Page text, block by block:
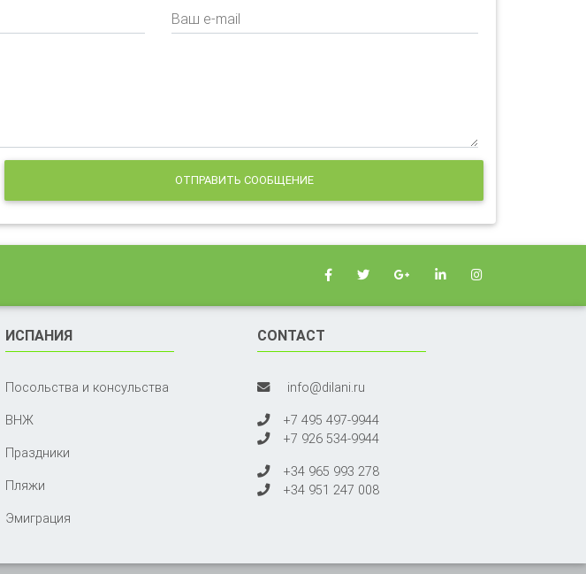
Ваш e-mail
ОТПРАВИТЬ СООБЩЕНИЕ
ИСПАНИЯ
Посольства и консульства
ВНЖ
Праздники
Пляжи
Эмиграция
CONTACT
info@dilani.ru
+7 495 497-9944
+7 926 534-9944
+34 965 993 278
+34 951 247 008